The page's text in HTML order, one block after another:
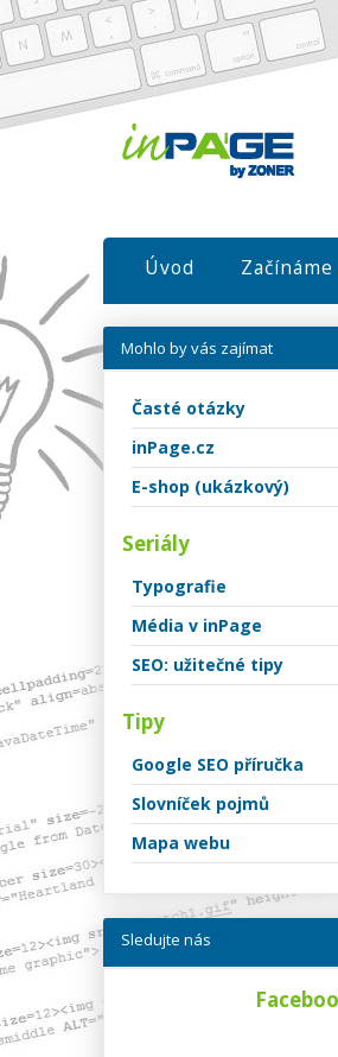
Úvod Začínáme
Mohlo by vás zajímat
Časté otázky
inPage.cz
E-shop (ukázkový)
Seriály
Typografie
Média v inPage
SEO: užitečné tipy
Tipy
Google SEO příručka
Slovníček pojmů
Mapa webu
Sledujte nás